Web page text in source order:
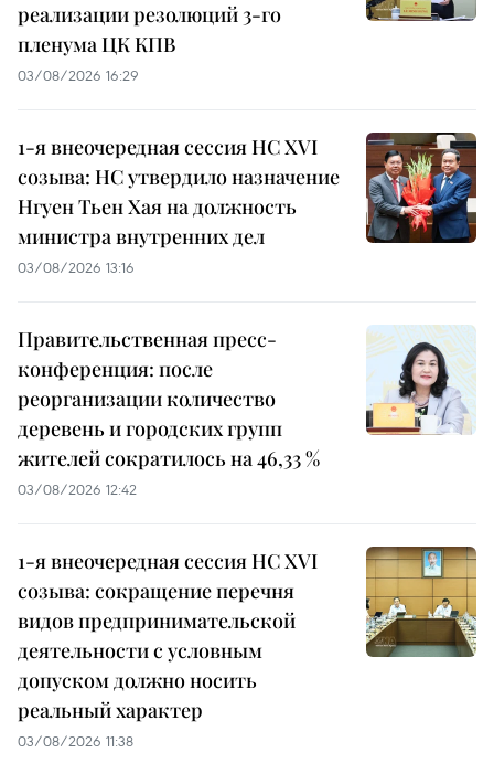
реализации резолюций 3-го
пленума ЦК КПВ
03/08/2026 16:29
1-я внеочередная сессия НС XVI
созыва: НС утвердило назначение
Нгуен Тьен Хая на должность
министра внутренних дел
03/08/2026 13:16
Правительственная пресс-
конференция: после
реорганизации количество
деревень и городских групп
жителей сократилось на 46,33 %
03/08/2026 12:42
1-я внеочередная сессия НС XVI
созыва: сокращение перечня
видов предпринимательской
деятельности с условным
допуском должно носить
реальный характер
03/08/2026 11:38